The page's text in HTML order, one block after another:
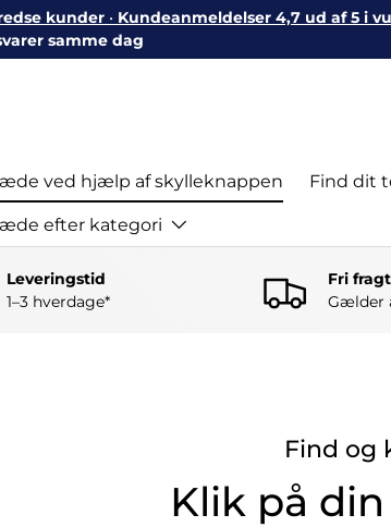
kunder • Kundeanmeldelser 4,7 ud af 5 i
samme dag
ved hjælp af skylleknappen Find dit
efter kategori
Leveringstid
1–3 hverdage*
Fri fragt
Gælder
Find og
Klik på